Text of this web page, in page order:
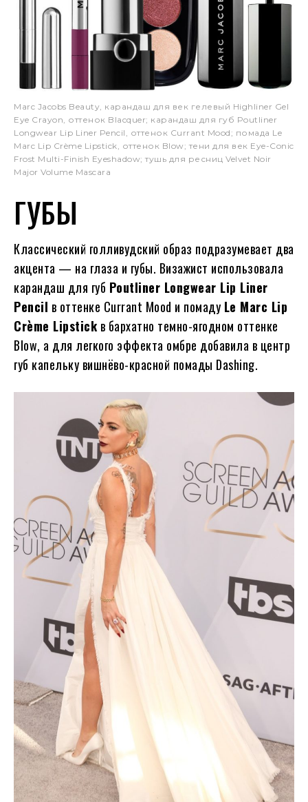
Marc Jacobs Beauty, карандаш для век гелевый Highliner Gel
Eye Crayon, оттенок Blacquer; карандаш для губ Poutliner
Longwear Lip Liner Pencil, оттенок Currant Mood; помада Le
Marc Lip Crème Lipstick, оттенок Blow; тени для век Eye-Conic
Frost Multi-Finish Eyeshadow; тушь для ресниц Velvet Noir
Major Volume Mascara
ГУБЫ
Классический голливудский образ подразумевает два
акцента — на глаза и губы. Визажист использовала
карандаш для губ Poutliner Longwear Lip Liner
Pencil в оттенке Currant Mood и помаду Le Marc Lip
Crème Lipstick в бархатно темно-ягодном оттенке
Blow, а для легкого эффекта омбре добавила в центр
губ капельку вишнёво-красной помады Dashing.